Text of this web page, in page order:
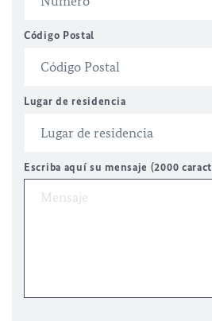
Código Postal
Lugar de residencia
Escriba aquí su mensaje (2000